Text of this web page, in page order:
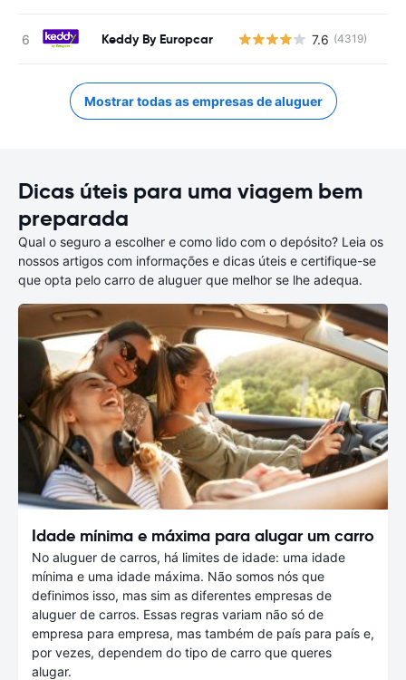
Keddy By Europcar 7.6 (4319)
Mostrar todas as empresas de aluguer
Dicas úteis para uma viagem bem
preparada
Qual o seguro a escolher e como lido com o depósito? Leia os
nossos artigos com informações e dicas úteis e certifique-se
que opta pelo carro de aluguer que melhor se lhe adequa.
Idade mínima e máxima para alugar um carro
No aluguer de carros, há limites de idade: uma idade
mínima e uma idade máxima. Não somos nós que
definimos isso, mas sim as diferentes empresas de
aluguer de carros. Essas regras variam não só de
empresa para empresa, mas também de país para país e,
por vezes, dependem do tipo de carro que queres
alugar.